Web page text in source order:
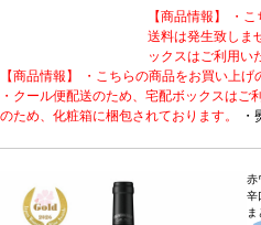
【商品情報】 ・
送料は発生致しま
ックスはご利用い
め、化粧箱に梱包
です。 ご利用を
熨斗をご希望の旨
熨斗をご希望の
致しかねます。
ご選択ください。
【商品情報】 ・こちらの商品をお買い上
・クール便配送のため、宅配ボックスは
のため、化粧箱に梱包されております。
のうえ「無地熨斗」とご記載ください。 ※
短日出荷はお承り致しかねます。 必ず最
ください。 もし最短日を選択された場合
赤
辛